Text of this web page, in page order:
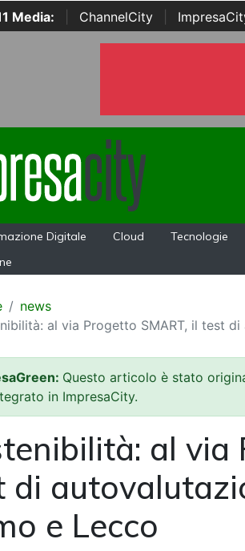
Media: ChannelCity
Digitale Cloud Tecnologie
news
al via Progetto SMART, il test
Questo articolo è stato
in ImpresaCity.
al via
di
e Lecco